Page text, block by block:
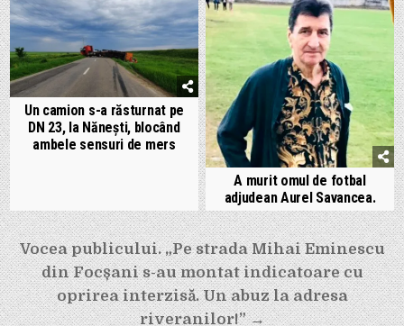
Un camion s-a răsturnat pe
DN 23, la Nănești, blocând
ambele sensuri de mers
A murit omul de fotbal
adjudean Aurel Savancea.
Navigare
în
articole
Vocea publicului. „Pe strada Mihai Eminescu
din Focșani s-au montat indicatoare cu
oprirea interzisă. Un abuz la adresa
riveranilor!” →